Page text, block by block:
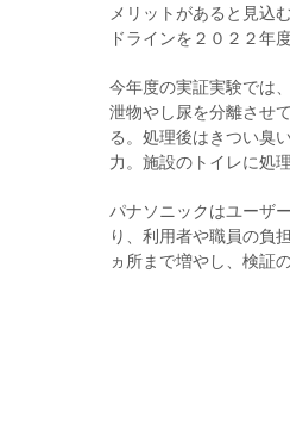
メリットがあると見込
ドラインを２０２２年
今年度の実証実験では
泄物やし尿を分離させ
る。処理後はきつい臭
力。施設のトイレに処
パナソニックはユーザ
り、利用者や職員の負
ヵ所まで増やし、検証